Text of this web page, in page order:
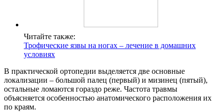
Читайте также:
Трофические язвы на ногах – лечение в домашних
условиях
В практической ортопедии выделяется две основные
локализации – большой палец (первый) и мизинец (пятый),
остальные ломаются гораздо реже. Частота травмы
объясняется особенностью анатомического расположения их
по краям.